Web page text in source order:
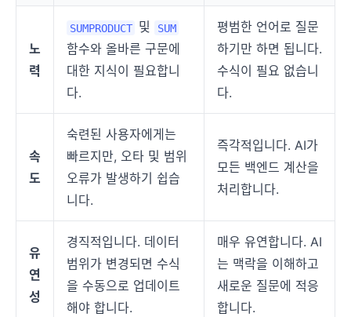
노
력
SUMPRODUCT 및 SUM
함수와 올바른 구문에
대한 지식이 필요합니
다.
평범한 언어로 질문
하기만 하면 됩니다.
수식이 필요 없습니
다.
속
도
숙련된 사용자에게는
빠르지만, 오타 및 범위
오류가 발생하기 쉽습
니다.
즉각적입니다. AI가
모든 백엔드 계산을
처리합니다.
유
연
성
경직적입니다. 데이터
범위가 변경되면 수식
을 수동으로 업데이트
해야 합니다.
매우 유연합니다. AI
는 맥락을 이해하고
새로운 질문에 적응
합니다.